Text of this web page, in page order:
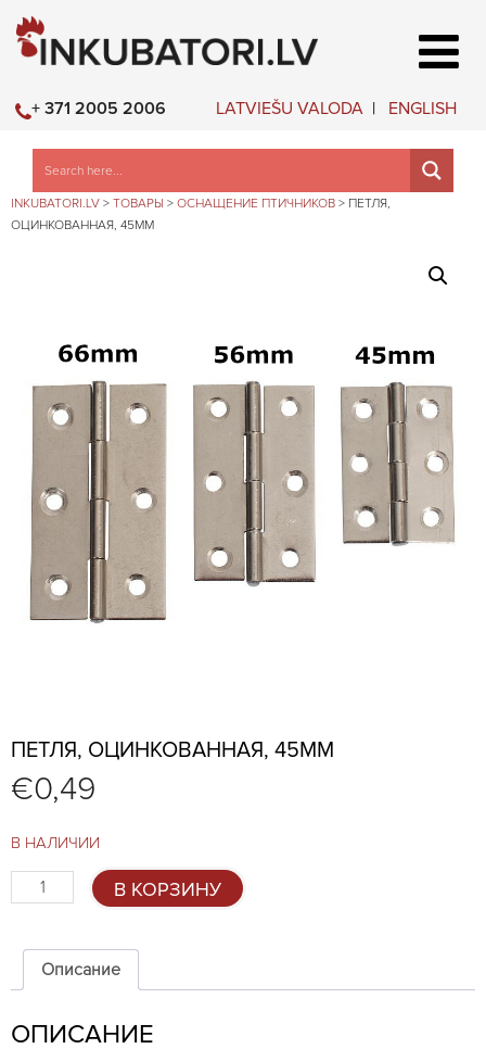
LATVIEŠU VALODA ENGLISH
+ 371 2005 2006
INKUBATORI.LV > ТОВАРЫ > ОСНАЩЕНИЕ ПТИЧНИКОВ > ПЕТЛЯ,
ОЦИНКОВАННАЯ, 45ММ
ПЕТЛЯ, ОЦИНКОВАННАЯ, 45ММ
€0,49
В НАЛИЧИИ
Количество
товара
оцинкованная,
45мм
В КОРЗИНУ
Описание
ОПИСАНИЕ